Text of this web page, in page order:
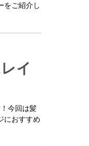
をご紹介し
イ
今回は髪
におすすめ